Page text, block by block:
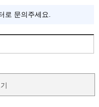
로 문의주세요.